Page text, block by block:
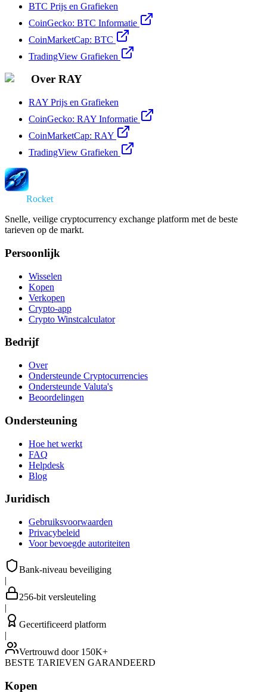
BTC Prijs en Grafieken
CoinGecko: BTC Informatie
CoinMarketCap: BTC
TradingView Grafieken
Over RAY
RAY Prijs en Grafieken
CoinGecko: RAY Informatie
CoinMarketCap: RAY
TradingView Grafieken
Rocket
Snelle, veilige cryptocurrency exchange platform met de beste
tarieven op de markt.
Persoonlijk
Wisselen
Kopen
Verkopen
Crypto-app
Crypto Winstcalculator
Bedrijf
Over
Ondersteunde Cryptocurrencies
Ondersteunde Valuta's
Beoordelingen
Ondersteuning
Hoe het werkt
FAQ
Helpdesk
Blog
Juridisch
Gebruiksvoorwaarden
Privacybeleid
Voor bevoegde autoriteiten
Bank-niveau beveiliging
|
256-bit versleuteling
|
Gecertificeerd platform
|
Vertrouwd door 150K+
BESTE TARIEVEN GARANDEERD
Kopen